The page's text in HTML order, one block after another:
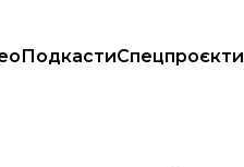
ПодкастиСпецпроєкти